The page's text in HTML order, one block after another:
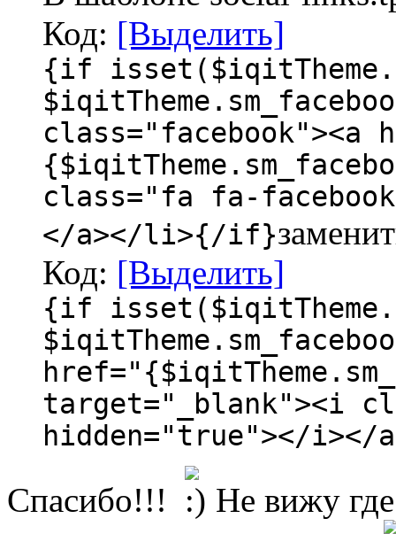
Код: [Выделить]
{if
class="facebook"><a
class="fa fa-
</a></li>{/if}
Код: [Выделить]
{if
target="_blank"><i
hidden="true"></
Спасибо!!!
Не вижу